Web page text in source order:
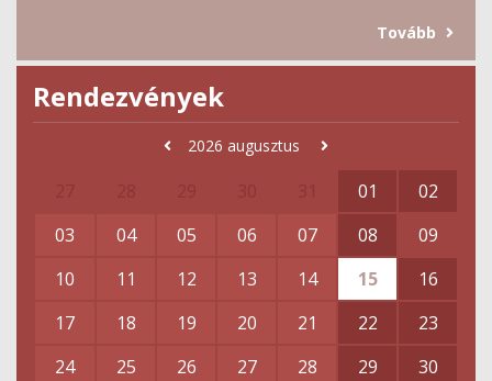
Tovább
Rendezvények
2026 augusztus
01
02
03
04 05 06 07 08
09
10
11 12 13 14 15
16
17
18 19 20 21 22
23
24
25 26 27 28 29
30